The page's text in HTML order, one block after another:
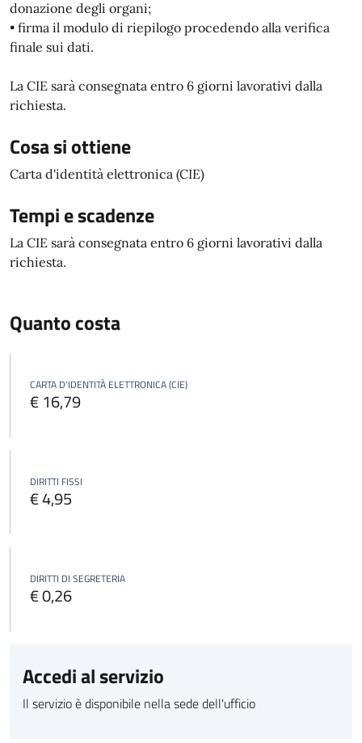
donazione degli organi;
• firma il modulo di riepilogo procedendo alla verifica
finale sui dati.
La CIE sarà consegnata entro 6 giorni lavorativi dalla
richiesta.
Cosa si ottiene
Carta d'identità elettronica (CIE)
Tempi e scadenze
La CIE sarà consegnata entro 6 giorni lavorativi dalla
richiesta.
Quanto costa
CARTA D'IDENTITÀ ELETTRONICA (CIE)
€ 16,79
DIRITTI FISSI
€ 4,95
DIRITTI DI SEGRETERIA
€ 0,26
Accedi al servizio
Il servizio è disponibile nella sede dell'ufficio